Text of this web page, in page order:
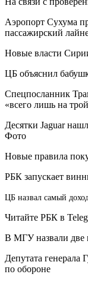
Аэропорт Сухума
пассажирский
Новые власти
ЦБ объяснил
Спецпосланник
«всего лишь на
Десятки Jaguar
Фото
Новые правила
РБК запускает
ЦБ назвал самый
Читайте РБК в
В МГУ назвали две
Депутата генерала
по обороне